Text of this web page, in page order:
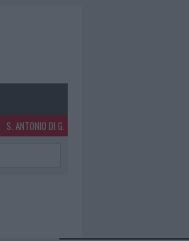
S. ANTONIO DI G.